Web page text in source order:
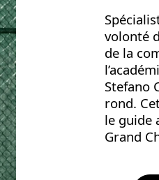
volonté
de la
Stefano
rond.
le guide
Grand